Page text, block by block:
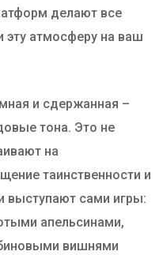
делают все
эту атмосферу на ваш
и сдержанная –
тона. Это не
на
таинственности и
выступают сами игры:
апельсинами,
вишнями